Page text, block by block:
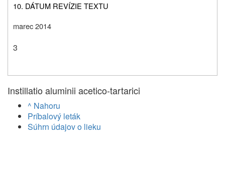
10. DÁTUM REVÍZIE TEXTU
marec 2014
3
Instillatio aluminii acetico-tartarici
^ Nahoru
Príbalový leták
Súhrn údajov o lieku